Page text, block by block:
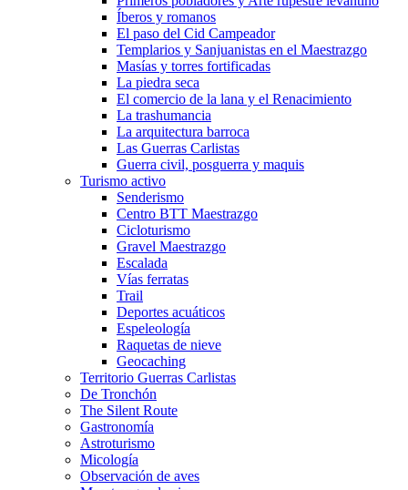
Íberos y romanos
El paso del Cid Campeador
Templarios y Sanjuanistas en el Maestrazgo
Masías y torres fortificadas
La piedra seca
El comercio de la lana y el Renacimiento
La trashumancia
La arquitectura barroca
Las Guerras Carlistas
Guerra civil, posguerra y maquis
Turismo activo
Senderismo
Centro BTT Maestrazgo
Cicloturismo
Gravel Maestrazgo
Escalada
Vías ferratas
Trail
Deportes acuáticos
Espeleología
Raquetas de nieve
Geocaching
Territorio Guerras Carlistas
De Tronchón
The Silent Route
Gastronomía
Astroturismo
Micología
Observación de aves